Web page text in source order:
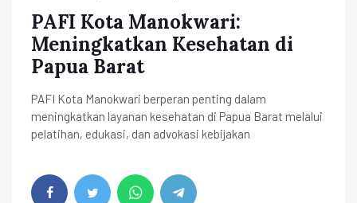
PAFI Kota Manokwari:
Meningkatkan Kesehatan di
Papua Barat
PAFI Kota Manokwari berperan penting dalam
meningkatkan layanan kesehatan di Papua Barat melalui
pelatihan, edukasi, dan advokasi kebijakan